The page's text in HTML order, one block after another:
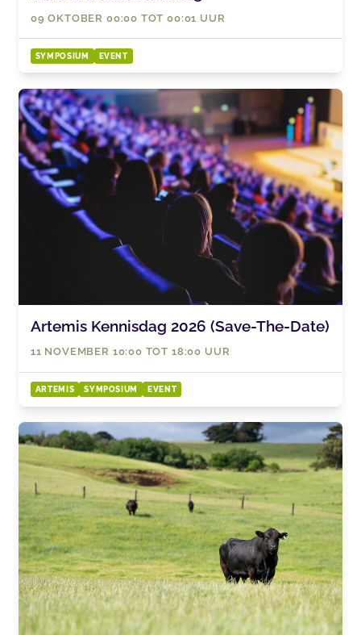
09 OKTOBER 00:00 TOT 00:01 UUR
SYMPOSIUM EVENT
Artemis Kennisdag 2026 (Save-The-Date)
11 NOVEMBER 10:00 TOT 18:00 UUR
ARTEMIS SYMPOSIUM EVENT